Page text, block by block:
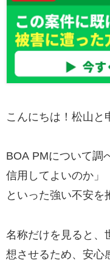
こんにちは！松山と
BOA PMについて調
信用してよいのか」
といった強い不安を
名称だけを見ると、
想させるため、安心